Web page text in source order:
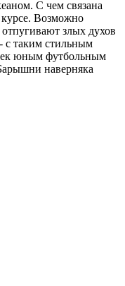
С чем связана
курсе. Возможно
злых духов
с таким стильным
юным футбольным
наверняка